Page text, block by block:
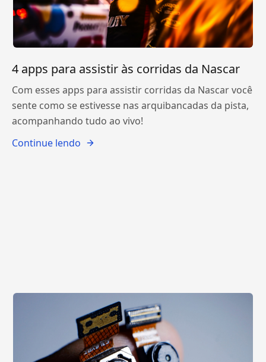
4 apps para assistir às corridas da Nascar
Com esses apps para assistir corridas da Nascar você
sente como se estivesse nas arquibancadas da pista,
acompanhando tudo ao vivo!
Continue lendo